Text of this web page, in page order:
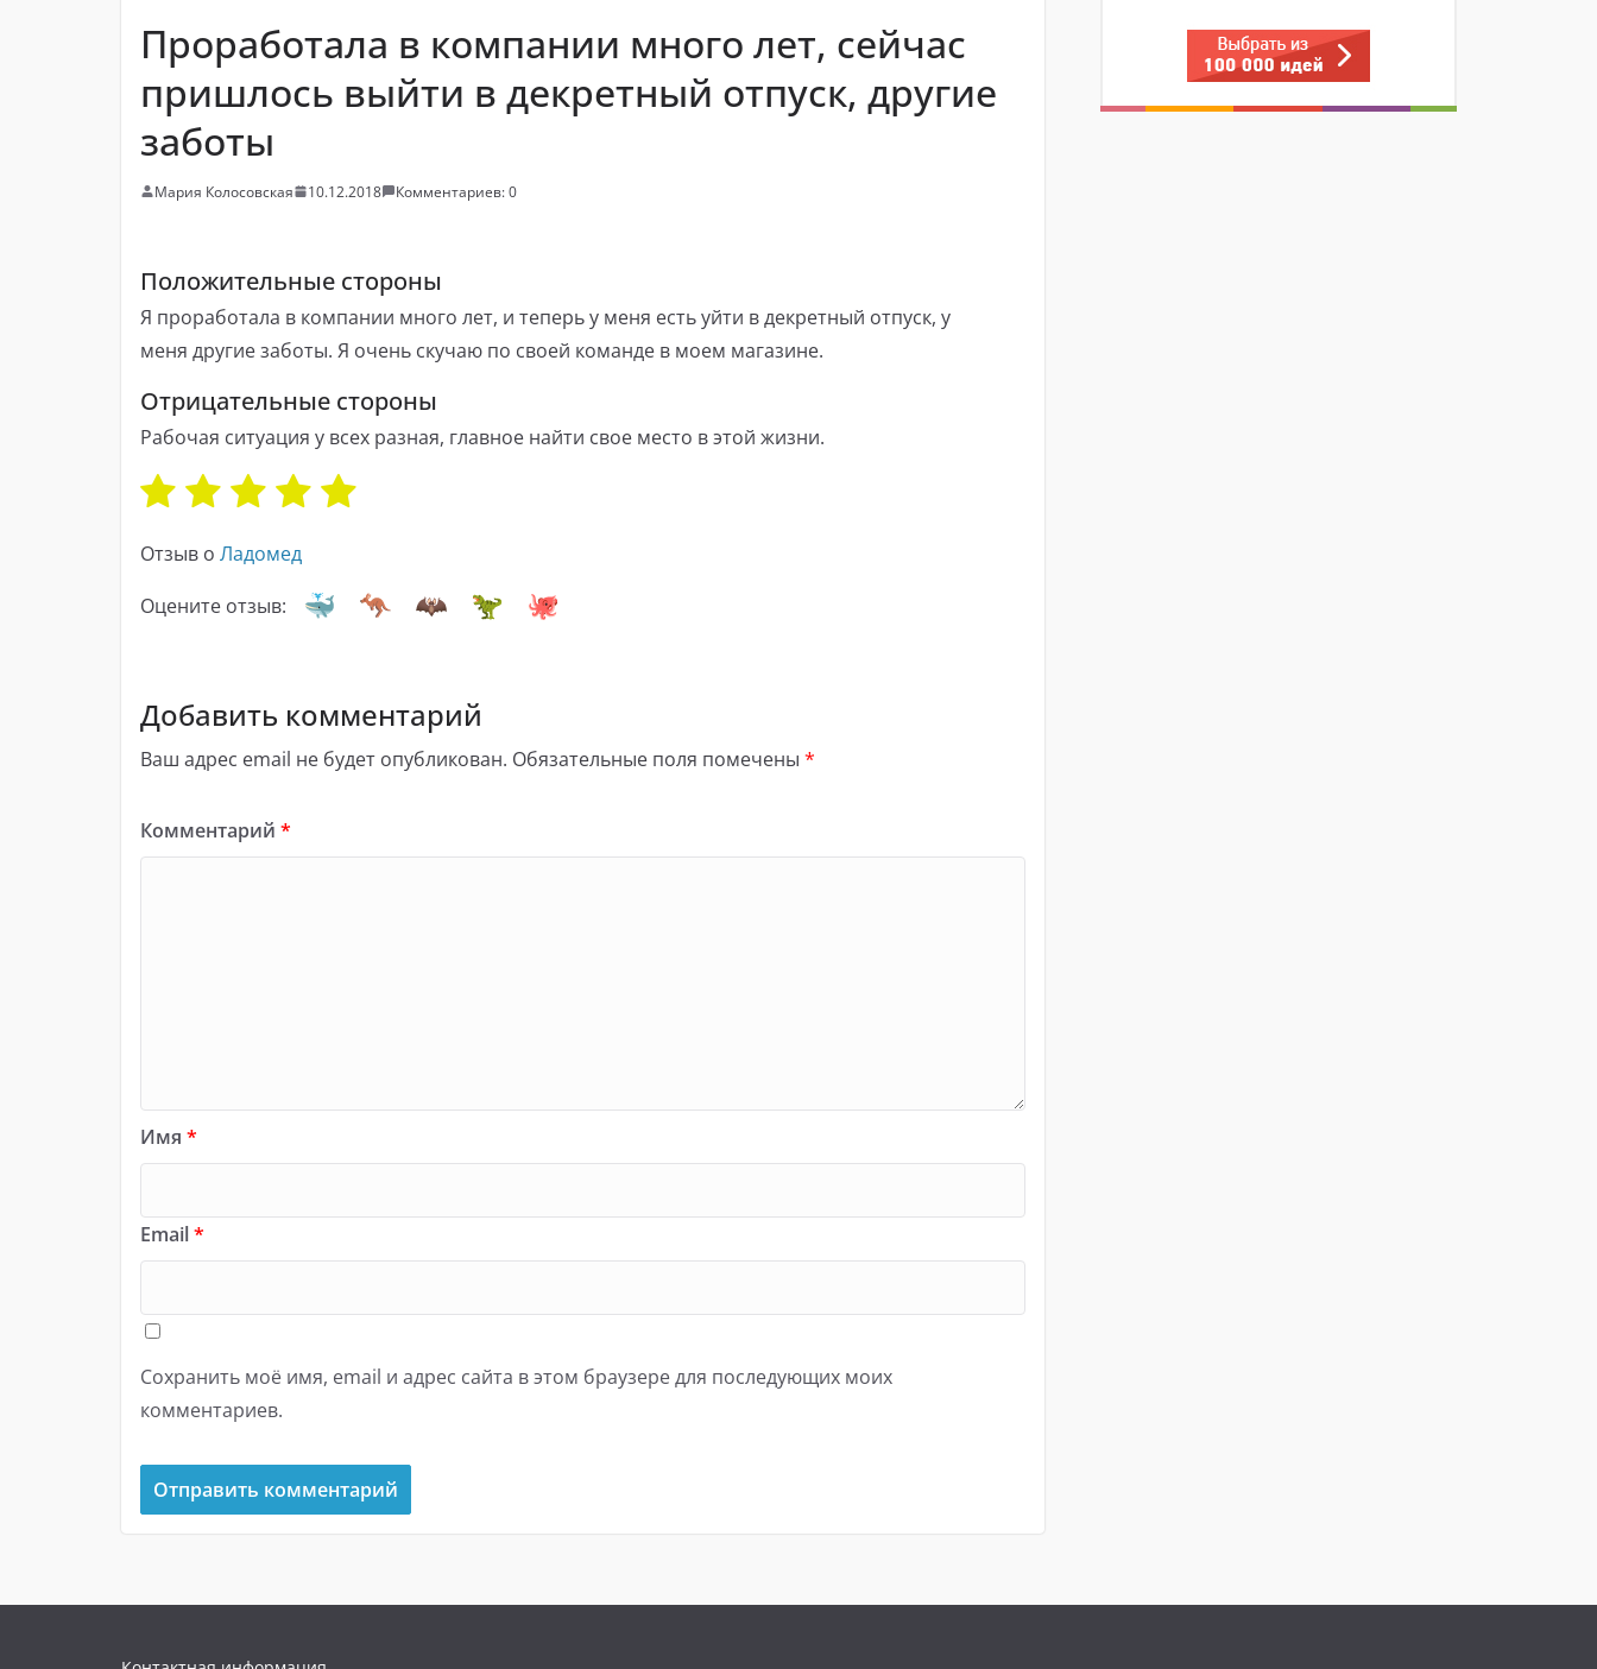
Проработала в компании много лет, сейчас
пришлось выйти в декретный отпуск, другие
заботы
Мария Колосовская 10.12.2018 Комментариев: 0
Положительные стороны
Я проработала в компании много лет, и теперь у меня есть уйти в декретный отпуск, у
меня другие заботы. Я очень скучаю по своей команде в моем магазине.
Отрицательные стороны
Рабочая ситуация у всех разная, главное найти свое место в этой жизни.
Отзыв о Ладомед
Оцените отзыв:
Добавить комментарий
Ваш адрес email не будет опубликован. Обязательные поля помечены *
Комментарий *
Имя *
Email*
Сохранить моё имя, email и адрес сайта в этом браузере для последующих моих
комментариев.